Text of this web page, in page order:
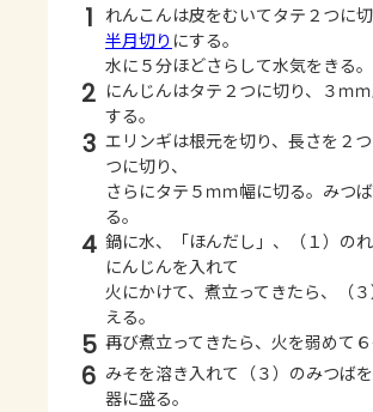
1 れんこんは皮をむいてタテ２つに
半月切り にする。
水に５分ほどさらして水気をきる。
2 にんじんはタテ２つに切り、３ｍ
する。
3 エリンギは根元を切り、長さを２
つに切り、
さらにタテ５ｍｍ幅に切る。みつ
る。
4 鍋に水、「ほんだし」、（１）の
にんじんを入れて
火にかけて、煮立ってきたら、（
える。
5 再び煮立ってきたら、火を弱めて６
6 みそを溶き入れて（３）のみつば
器に盛る。